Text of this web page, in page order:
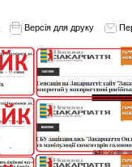
Версія для друку